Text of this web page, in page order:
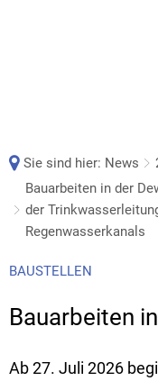
Sie sind hier: News
Bauarbeiten in der
der
Regenwasserkanals
BAUSTELLEN
Bauarbeiten
Ab 27. Juli 2026